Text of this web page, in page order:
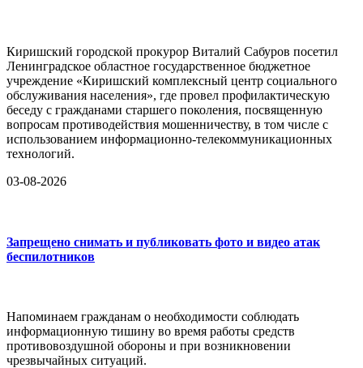
Киришский городской прокурор Виталий Сабуров посетил
Ленинградское областное государственное бюджетное
учреждение «Киришский комплексный центр социального
обслуживания населения», где провел профилактическую
беседу с гражданами старшего поколения, посвященную
вопросам противодействия мошенничеству, в том числе с
использованием информационно-телекоммуникационных
технологий.
03-08-2026
Запрещено снимать и публиковать фото и видео атак
беспилотников
Напоминаем гражданам о необходимости соблюдать
информационную тишину во время работы средств
противовоздушной обороны и при возникновении
чрезвычайных ситуаций.